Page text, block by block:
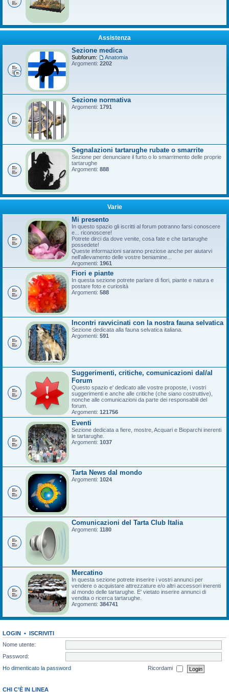
Assistenza
Sezione medica
Subforum:
Anatomia
Argomenti: 2202
Sezione normativa
Argomenti: 1791
Segnalazioni tartarughe rubate o smarrite
Sezione per denunciare il furto o lo smarrimento delle proprie
tartarughe
Argomenti: 888
Varie
Mi presento
In questo spazio gli iscritti al forum potranno farsi conoscere
e... riconoscere!
Potrete dirci da dove venite, cosa fate e che tartarughe
possedete!
Queste informazioni saranno preziose anche per aiutarvi
nell'allevamento delle vostre beniamine...
Argomenti: 1961
Fiori e piante
In questa sezione potrete parlare di fiori, piante e natura e
postare foto e curiosità
Argomenti: 588
Incontri ravvicinati con la nostra fauna selvatica
Sezione dedicata alla fauna selvatica italiana.
Argomenti: 591
Suggerimenti, critiche, comunicazioni dal/al
Forum
Questo spazio e' dedicato alle vostre proposte, i vostri
suggerimenti e anche alle critiche (che siano costruttive),
nonche alle comunicazioni da parte dei responsabili del
forum.
Argomenti: 121756
Eventi
Sezione dedicata a fiere, mostre, Acquari e Bioparchi inerenti
le tartarughe.
Argomenti: 1037
Tarta News dal mondo
Argomenti: 1024
Comunicazioni del Tarta Club Italia
Argomenti: 1180
Mercatino
In questa sezione potrete inserire i vostri annunci per
vendere o acquistare attrezzature e/o altri accessori inerenti
al mondo delle tartarughe. E' vietato inserire annunci di
vendita o ricerca tartarughe.
Argomenti: 384741
LOGIN • ISCRIVITI
Nome utente:
Password:
Ho dimenticato la password
Ricordami
CHI C’È IN LINEA